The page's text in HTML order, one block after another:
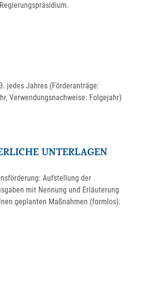
jedes Jahres (Förderanträge:
Verwendungsnachweise: Folgejahr)
UNTERLAGEN
Aufstellung der
mit Nennung und Erläuterung
geplanten Maßnahmen (formlos).